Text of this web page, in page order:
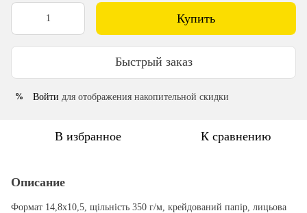
Купить
Быстрый заказ
% Войти для отображения накопительной скидки
В избранное К сравнению
Описание
Формат 14,8х10,5, щільність 350 г/м, крейдований папір, лицьова